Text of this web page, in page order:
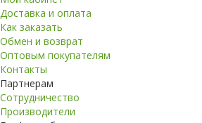
Доставка и оплата
Как заказать
Обмен и возврат
Оптовым покупателям
Контакты
Партнерам
Сотрудничество
Производители